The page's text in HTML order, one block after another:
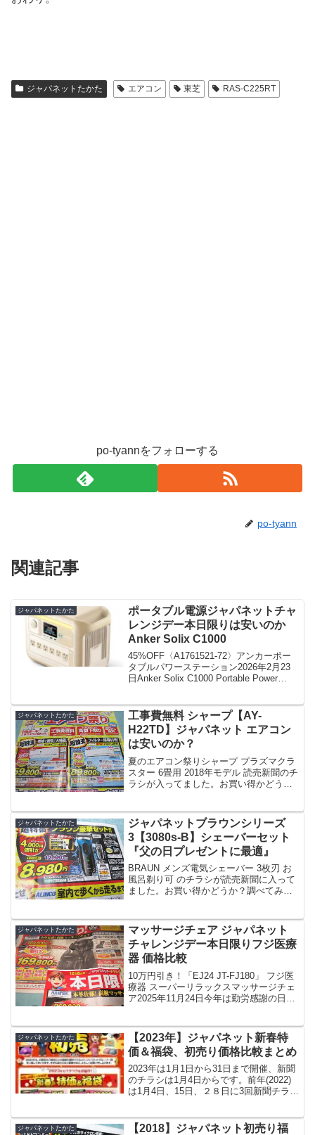
ジャパネットたかた エアコン 東芝 RAS-C225RT
po-tyannをフォローする
po-tyann
関連記事
ジャパネットたかた
ポータブル電源ジャパネットチャ
レンジデー本日限りは安いのか
Anker Solix C1000
45%OFF〈A1761521-72〉アンカーポー
タブルパワーステーション2026年2月23
日Anker Solix C1000 Portable Power
ジャパネットたかた
工事費無料 シャープ【AY-
H22TD】ジャパネット エアコン
は安いのか？
夏のエアコン祭りシャープ プラズマクラ
スター 6畳用 2018年モデル 読売新聞のチ
ラシが入ってました。お買い得かどう
デルはジャパネットオリジナルな為、他
の製品と...
ジャパネットたかた
ジャパネットブラウンシリーズ
3【3080s-B】シェーバーセット
『父の日プレゼントに最適』
BRAUN メンズ電気シェーバー 3枚刃 お
風呂剃り可 のチラシが読売新聞に入って
ました。お買い得かどうか？調べてみま
ットオリジナルで型番に3080s-B-JAと...
ジャパネットたかた
マッサージチェア ジャパネット
チャレンジデー本日限りフジ医療
器 価格比較
10万円引き！「EJ24 JT-FJ180」 フジ医
療器 スーパーリラックスマッサージチェ
ア2025年11月24日今年は勤労感謝の日の
使用選べる2色「ブラック」「...
ジャパネットたかた
【2023年】ジャパネット新春特
価＆福袋、初売り価格比較まとめ
2023年は1月1日から31日まで開催、新聞
のチラシは1月4日からです。前年(2022)
は1月4日、15日、２８日に3回新聞チラシ
月、4日、5日、6日）限定ロボッ...
ジャパネットたかた
【2018】ジャパネット初売り福